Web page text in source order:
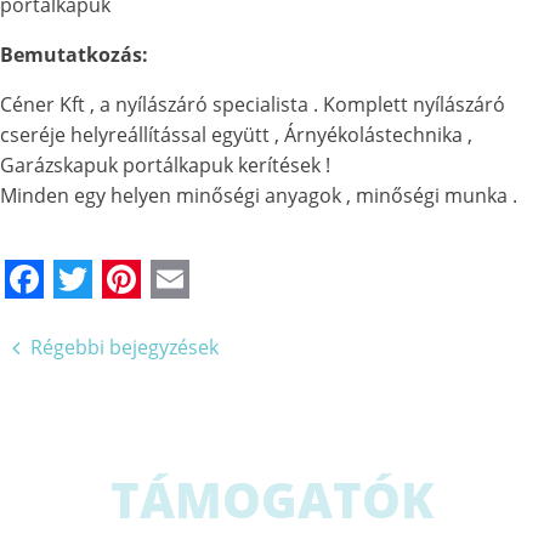
Bemutatkozás:
Céner Kft , a nyílászáró specialista . Komplett nyílászáró
cseréje helyreállítással együtt , Árnyékolástechnika ,
Garázskapuk portálkapuk kerítések !
Minden egy helyen minőségi anyagok , minőségi munka .
Facebook
TwitterPinterest
Bejegyzés
Régebbi bejegyzések
TÁMOGATÓK